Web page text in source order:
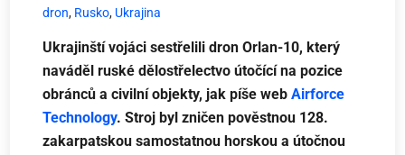
dron, Rusko, Ukrajina
Ukrajinští vojáci sestřelili dron Orlan-10, který
naváděl ruské dělostřelectvo útočící na pozice
obránců a civilní objekty, jak píše webAirforce
Technology. Stroj byl zničen pověstnou 128.
zakarpatskou samostatnou horskou a útočnou